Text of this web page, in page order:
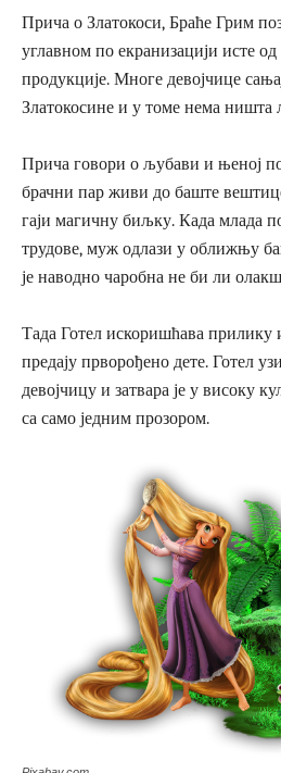
Прича о Златокоси, Браће Грим
углавном по екранизацији исте
продукције. Многе девојчице
Златокосине и у томе нема ништа
Прича говори о љубави и њеној
брачни пар живи до баште
гаји магичну биљку. Када млада
трудове, муж одлази у оближњу
је наводно чаробна не би ли
Тада Готел искоришћава прилику
предају прворођено дете. Готел
девојчицу и затвара је у високу
са само једним прозором.